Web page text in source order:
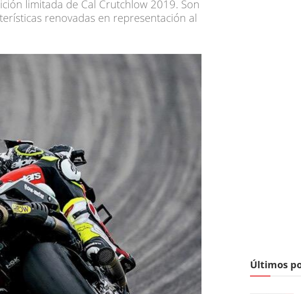
limitada de Cal Crutchlow 2019. Son
renovadas en representación al
Últimos